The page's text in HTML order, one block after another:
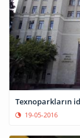
19-05-2016